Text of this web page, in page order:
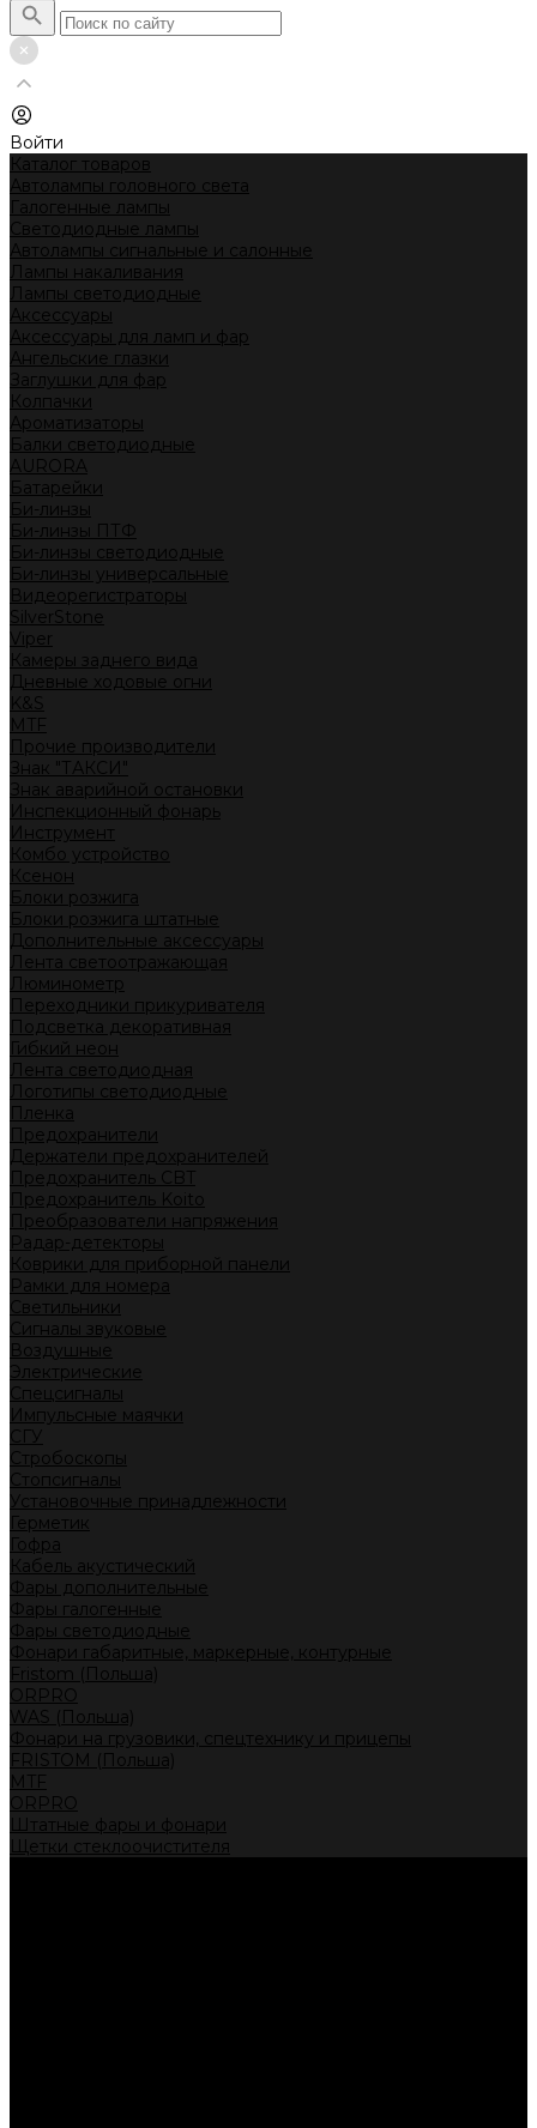
Войти
Каталог товаров
Автолампы головного света
Галогенные лампы
Светодиодные лампы
Автолампы сигнальные и салонные
Лампы накаливания
Лампы светодиодные
Аксессуары
Аксессуары для ламп и фар
Ангельские глазки
Заглушки для фар
Колпачки
Ароматизаторы
Балки светодиодные
AURORA
Батарейки
Би-линзы
Би-линзы ПТФ
Би-линзы светодиодные
Би-линзы универсальные
Видеорегистраторы
SilverStone
Viper
Камеры заднего вида
Дневные ходовые огни
K&S
MTF
Прочие производители
Знак "ТАКСИ"
Знак аварийной остановки
Инспекционный фонарь
Инструмент
Комбо устройство
Ксенон
Блоки розжига
Блоки розжига штатные
Дополнительные аксессуары
Лента светоотражающая
Люминометр
Переходники прикуривателя
Подсветка декоративная
Гибкий неон
Лента светодиодная
Логотипы светодиодные
Пленка
Предохранители
Держатели предохранителей
Предохранитель CBT
Предохранитель Koito
Преобразователи напряжения
Радар-детекторы
Коврики для приборной панели
Рамки для номера
Светильники
Сигналы звуковые
Воздушные
Электрические
Спецсигналы
Импульсные маячки
СГУ
Стробоскопы
Стопсигналы
Установочные принадлежности
Герметик
Гофра
Кабель акустический
Фары дополнительные
Фары галогенные
Фары светодиодные
Фонари габаритные, маркерные, контурные
Fristom (Польша)
ORPRO
WAS (Польша)
Фонари на грузовики, спецтехнику и прицепы
FRISTOM (Польша)
MTF
ORPRO
Штатные фары и фонари
Щетки стеклоочистителя